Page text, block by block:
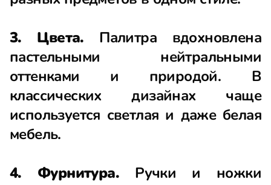
3. Цвета. Палитра вдохновлена
пастельными нейтральными
оттенками и природой. В
классических дизайнах чаще
используется светлая и даже белая
мебель.
4. Фурнитура. Ручки и ножки